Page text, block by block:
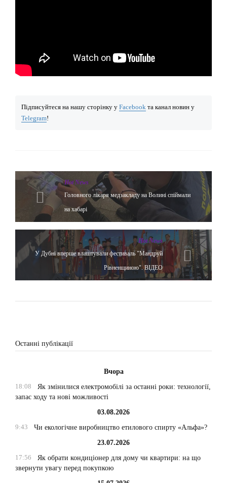
Підписуйтеся на нашу сторінку у Facebook та канал новин у
Telegram!
Hot News
Головного лікаря медзакладу на Волині спіймали
на хабарі
Hot News
У Дубні вперше влаштували фестиваль "Мандруй
Рівненщиною". ВІДЕО
Останні публікації
Вчора
18:08
Як змінилися електромобілі за останні роки: технології,
запас ходу та нові можливості
03.08.2026
9:43
Чи екологічне виробництво етилового спирту «Альфа»?
23.07.2026
17:56
Як обрати кондиціонер для дому чи квартири: на що
звернути увагу перед покупкою